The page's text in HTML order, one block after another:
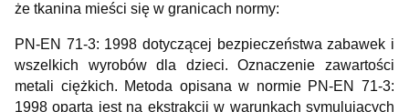
że tkanina mieści się w granicach normy:
PN-EN 71-3: 1998 dotyczącej bezpieczeństwa zabawek i
wszelkich wyrobów dla dzieci. Oznaczenie zawartości
metali ciężkich. Metoda opisana w normie PN-EN 71-3:
1998 oparta jest na ekstrakcji w warunkach symulujących